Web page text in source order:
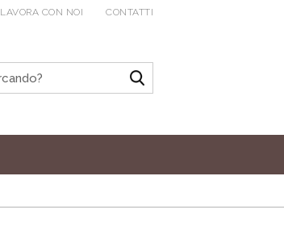
LAVORA CON NOI CONTATTI